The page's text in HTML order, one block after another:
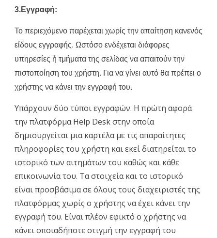
3.Εγγραφή:
Το περιεχόμενο παρέχεται χωρίς την απαίτηση κανενός
είδους εγγραφής. Ωστόσο ενδέχεται διάφορες
υπηρεσίες ή τμήματα της σελίδας να απαιτούν την
πιστοποίηση του χρήστη. Για να γίνει αυτό θα πρέπει ο
χρήστης να κάνει την εγγραφή του.
Υπάρχουν δύο τύποι εγγραφών. Η πρώτη αφορά
την πλατφόρμα Help Desk στην οποία
δημιουργείται μια καρτέλα με τις απαραίτητες
πληροφορίες του χρήστη και εκεί διατηρείται το
ιστορικό των αιτημάτων του καθώς και κάθε
επικοινωνία του. Τα στοιχεία και το ιστορικό
είναι προσβάσιμα σε όλους τους διαχειριστές της
πλατφόρμας χωρίς ο χρήστης να έχει κάνει την
εγγραφή του. Είναι πλέον εφικτό ο χρήστης να
κάνει οποιαδήποτε στιγμή την εγγραφή του